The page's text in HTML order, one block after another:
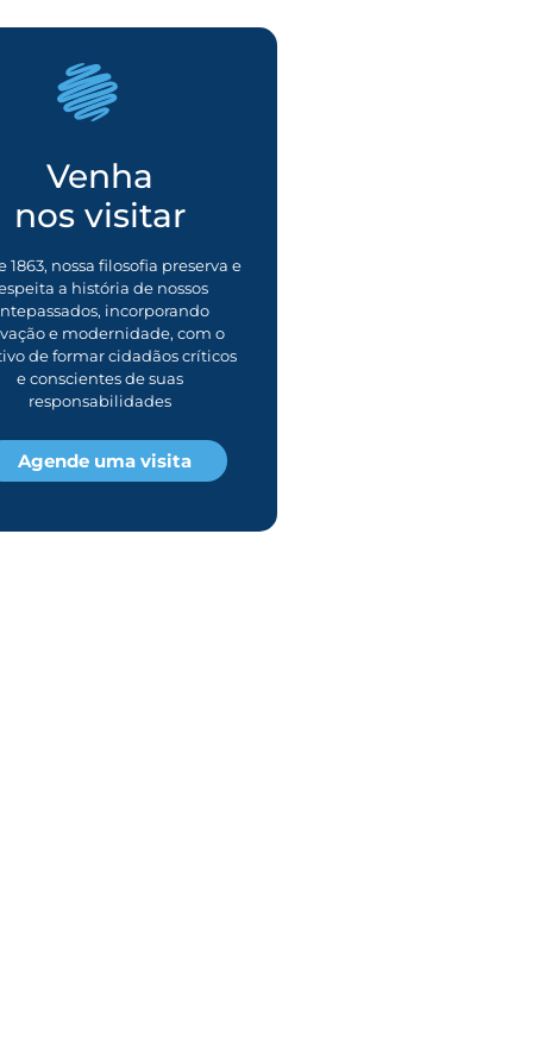
Venha
nos visitar
1863, nossa filosofia preserva e
a história de nossos
incorporando
e modernidade, com o
de formar cidadãos críticos
e conscientes de suas
responsabilidades
Agende uma visita